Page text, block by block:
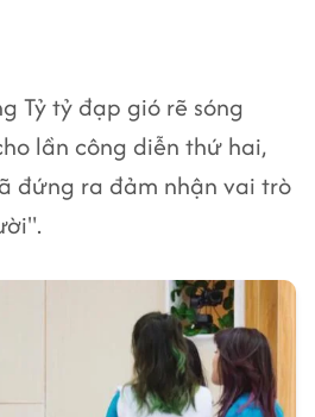
Tỷ tỷ đạp gió rẽ sóng
lần công diễn thứ hai,
đứng ra đảm nhận vai trò